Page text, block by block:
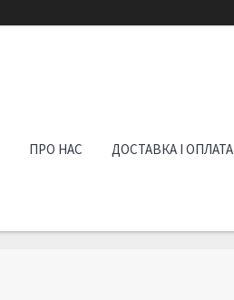
ПРО НАС ДОСТАВКА І ОПЛАТА